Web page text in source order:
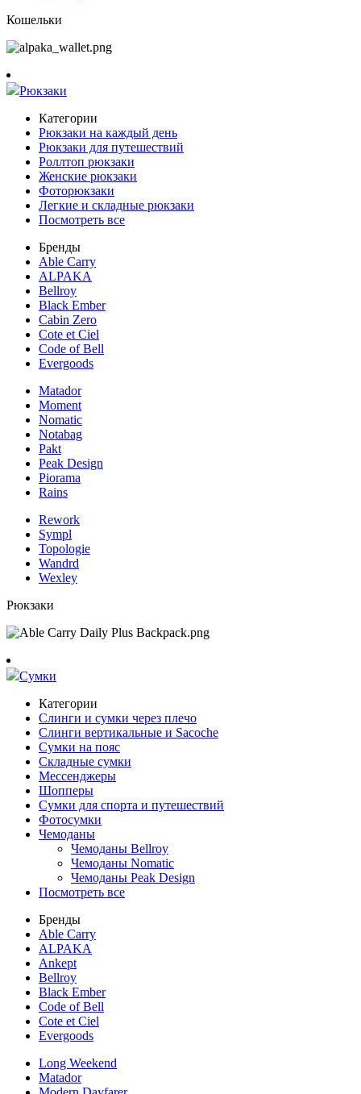
Кошельки
Рюкзаки
Категории
Рюкзаки на каждый день
Рюкзаки для путешествий
Роллтоп рюкзаки
Женские рюкзаки
Фоторюкзаки
Легкие и складные рюкзаки
Посмотреть все
Бренды
Able Carry
ALPAKA
Bellroy
Black Ember
Cabin Zero
Cote et Ciel
Code of Bell
Evergoods
Matador
Moment
Nomatic
Notabag
Pakt
Peak Design
Piorama
Rains
Rework
Sympl
Topologie
Wandrd
Wexley
Рюкзаки
Сумки
Категории
Слинги и сумки через плечо
Слинги вертикальные и Sacoche
Сумки на пояс
Складные сумки
Мессенджеры
Шопперы
Сумки для спорта и путешествий
Фотосумки
Чемоданы
Чемоданы Bellroy
Чемоданы Nomatic
Чемоданы Peak Design
Посмотреть все
Бренды
Able Carry
ALPAKA
Ankept
Bellroy
Black Ember
Code of Bell
Cote et Ciel
Evergoods
Long Weekend
Matador